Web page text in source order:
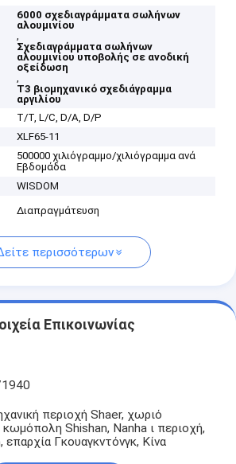
6000 σχεδιαγράμματα σωλήνων
αλουμινίου
,
Σχεδιαγράμματα σωλήνων
αλουμινίου υποβολής σε ανοδική
οξείδωση
,
T3 βιομηχανικό σχεδιάγραμμα
αργιλίου
T/T, L/C, D/A, D/P
XLF65-11
500000 χιλιόγραμμο/χιλιόγραμμα ανά
Εβδομάδα
WISDOM
Διαπραγμάτευση
περισσότερων
Επικοινωνίας
περιοχή Shaer, χωριό
κωμόπολη Shishan, Nanha ι περιοχή,
Γκουαγκντόνγκ, Κίνα